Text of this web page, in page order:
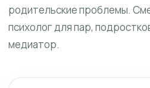
родительские проблемы.
психолог для пар,
медиатор.